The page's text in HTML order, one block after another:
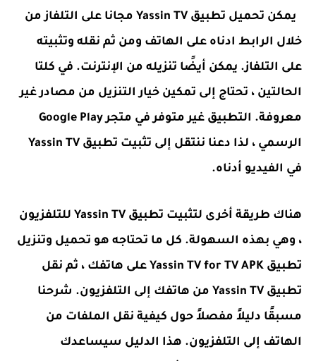
يمكن تحميل تطبيق Yassin TV مجانا على التلفاز من
خلال الرابط ادناه على الهاتف ومن ثم نقله وتثبيته
على التلفاز. يمكن أيضًا تنزيله من الإنترنت. في كلتا
الحالتين ، تحتاج إلى تمكين خيار التنزيل من مصادر غير
معروفة. التطبيق غير متوفر في متجر Google Play
الرسمي ، لذا دعنا ننتقل إلى تثبيت تطبيق Yassin TV
في الفيديو أدناه.
هناك طريقة أخرى لتثبيت تطبيق Yassin TV للتلفزيون
، وهي بهذه السهولة. كل ما تحتاجه هو تحميل وتنزيل
تطبيق Yassin TV for TV APK على هاتفك ، ثم نقل
تطبيق Yassin TV من هاتفك إلى التلفزيون. شرحنا
مسبقًا دليلاً مفصلاً حول كيفية نقل الملفات من
الهاتف إلى التلفزيون. هذا الدليل سيساعدك